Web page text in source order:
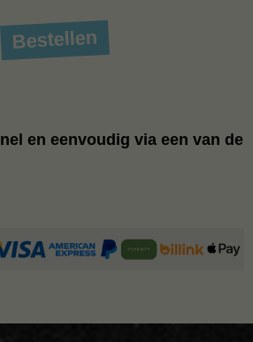
Bestellen
en eenvoudig via een van de